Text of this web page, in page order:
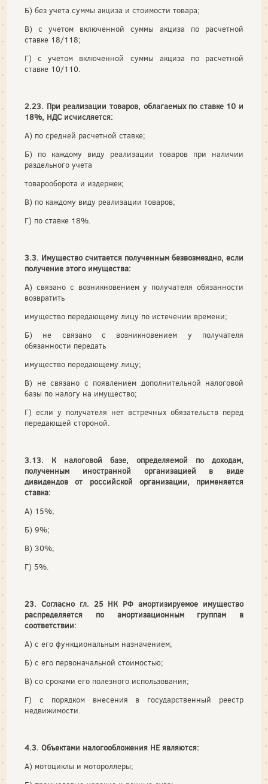
Б) без учета суммы акциза и стоимости товара;
В) с учетом включенной суммы акциза по расчетной
ставке 18/118;
Г) с учетом включенной суммы акциза по расчетной
ставке 10/110.
2.23. При реализации товаров, облагаемых по ставке 10 и
18%, НДС исчисляется:
А) по средней расчетной ставке;
Б) по каждому виду реализации товаров при наличии
раздельного учета
товарооборота и издержек;
В) по каждому виду реализации товаров;
Г) по ставке 18%.
3.3. Имущество считается полученным безвозмездно, если
получение этого имущества:
А) связано с возникновением у получателя обязанности
возвратить
имущество передающему лицу по истечении времени;
Б) не связано с возникновением у получателя
обязанности передать
имущество передающему лицу;
В) не связано с появлением дополнительной налоговой
базы по налогу на имущество;
Г) если у получателя нет встречных обязательств перед
передающей стороной.
3.13. К налоговой базе, определяемой по доходам,
полученным иностранной организацией в виде
дивидендов от российской организации, применяется
ставка:
А) 15%;
Б) 9%;
В) 30%;
Г) 5%.
23. Согласно гл. 25 НК РФ амортизируемое имущество
распределяется по амортизационным группам в
соответствии:
А) с его функциональным назначением;
Б) с его первоначальной стоимостью;
В) со сроками его полезного использования;
Г) с порядком внесения в государственный реестр
недвижимости.
4.3. Объектами налогообложения НЕ являются:
А) мотоциклы и мотороллеры;